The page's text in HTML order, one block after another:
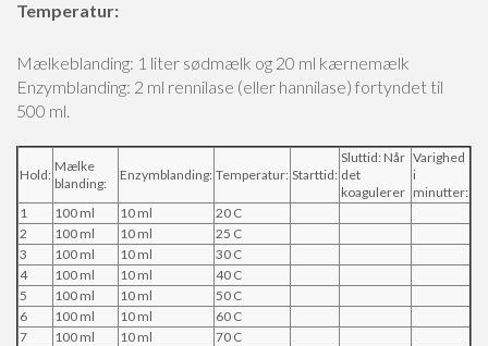
Temperatur:
Mælkeblanding: 1 liter sødmælk og 20 ml kærnemælk
Enzymblanding: 2 ml rennilase (eller hannilase) fortyndet til
500 ml.
Hold:
Mælke
blanding:
Enzymblanding: Temperatur: Starttid:
Sluttid: Når
det
koagulerer
Varighed
i
minutter:
1
100 ml 10 ml
20 C
2
100 ml 10 ml
25 C
3
100 ml 10 ml
30 C
4
100 ml 10 ml
40 C
5
100 ml 10 ml
50 C
6
100 ml 10 ml
60 C
7
100 ml 10 ml 70 C